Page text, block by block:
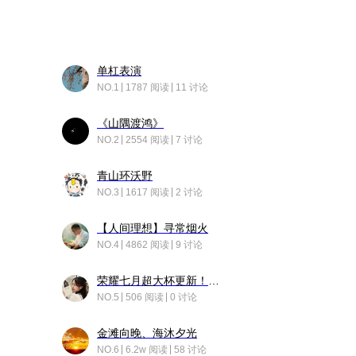
单杠表演
NO.1 1787 阅读 11 讨论
《山隅渡鸿》
NO.2 2554 阅读 7 讨论
青山环沃野
NO.3 1617 阅读 2 讨论
【人间理想】寻常烟火
NO.4 4862 阅读 9 讨论
NO.5 506 阅读 0 讨论
金滩向晚、海沐夕光
NO.6 6.2w 阅读 58 讨论